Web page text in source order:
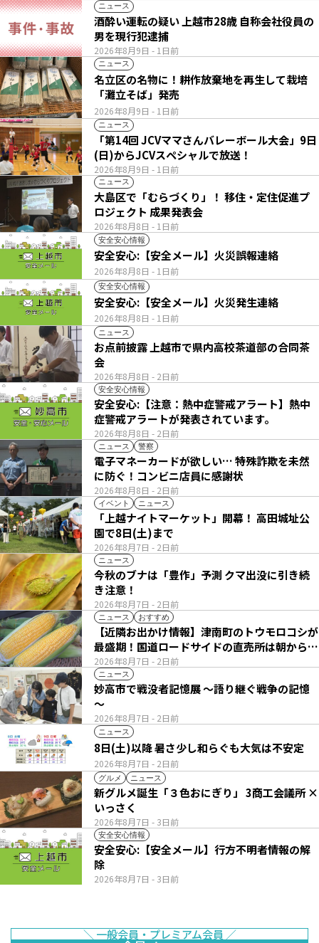
ニュース
2026年8月9日 - 1日前
酒酔い運転の疑い 上越市28歳 自称会社役員の
男を現行犯逮捕
ニュース
2026年8月9日 - 1日前
名立区の名物に！耕作放棄地を再生して栽培
「灘立そば」発売
ニュース
2026年8月9日 - 1日前
「第14回 JCVママさんバレーボール大会」9日
(日)からJCVスペシャルで放送！
ニュース
2026年8月8日 - 1日前
大島区で「むらづくり」！ 移住・定住促進プ
ロジェクト 成果発表会
安全安心情報
2026年8月8日 - 1日前
安全安心:【安全メール】火災誤報連絡
安全安心情報
2026年8月8日 - 1日前
安全安心:【安全メール】火災発生連絡
ニュース
2026年8月8日 - 2日前
お点前披露 上越市で県内高校茶道部の合同茶
会
安全安心情報
2026年8月8日 - 2日前
安全安心:【注意：熱中症警戒アラート】熱中
症警戒アラートが発表されています。
ニュース 警察
2026年8月8日 - 2日前
電子マネーカードが欲しい… 特殊詐欺を未然
に防ぐ！コンビニ店員に感謝状
イベント ニュース
2026年8月7日 - 2日前
「上越ナイトマーケット」開幕！ 高田城址公
園で8日(土)まで
ニュース
2026年8月7日 - 2日前
今秋のブナは「豊作」予測 クマ出没に引き続
き注意！
ニュース おすすめ
2026年8月7日 - 2日前
【近隣お出かけ情報】津南町のトウモロコシが
最盛期！国道ロードサイドの直売所は朝から長
い列
ニュース
2026年8月7日 - 2日前
妙高市で戦没者記憶展 ～語り継ぐ戦争の記憶
～
ニュース
2026年8月7日 - 2日前
8日(土)以降 暑さ少し和らぐも大気は不安定
グルメ ニュース
2026年8月7日 - 3日前
新グルメ誕生「３色おにぎり」 3商工会議所 ×
いっさく
安全安心情報
2026年8月7日 - 3日前
安全安心:【安全メール】行方不明者情報の解
除